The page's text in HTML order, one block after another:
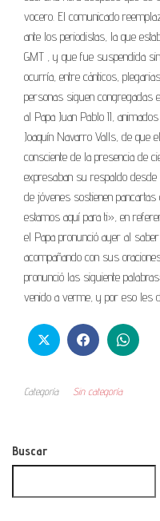
vocero. El comunicado
ante los periodistas, la que
GMT , y que fue suspendida
ocurría, entre cánticos,
personas siguen congregadas
al Papa Juan Pablo II,
Joaquín Navarro Valls, de que
consciente de la presencia de
expresaban su respaldo
de jóvenes sostienen
estamos aquí para ti», en
el Papa pronunció ayer al
acompañando con sus
pronunció las siguiente
venido a verme, y por eso les
Categoría Sin categoría
Buscar